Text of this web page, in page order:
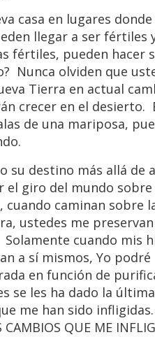
casa en lugares
llegar a ser
fértiles, pueden
Nunca olviden que
Tierra en actual
crecer en el
de una mariposa,
su destino más allá de
el giro del mundo
caminan sobre
ustedes me preservan
Solamente cuando
a sí mismos, Yo
en función de
les ha dado la
me han sido
CAMBIOS QUE ME